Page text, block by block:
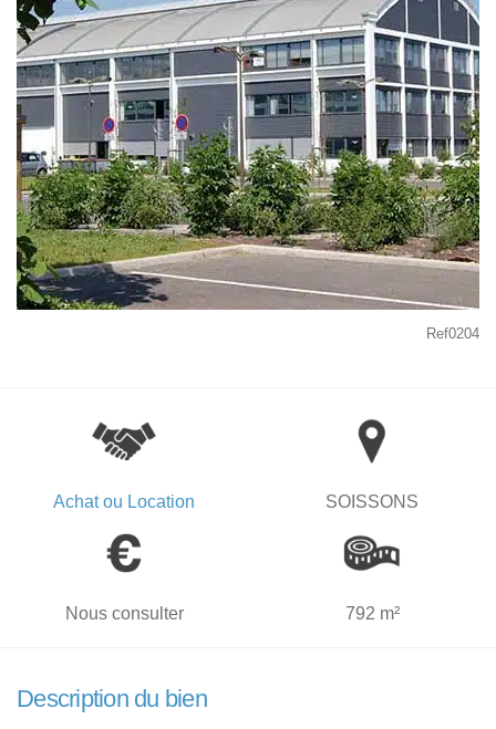
Ref0204
Achat ou Location SOISSONS
Nous consulter 792 m²
Description du bien